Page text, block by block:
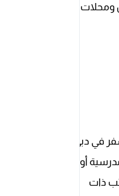
ومحلات
في دبي،
أو
ذات